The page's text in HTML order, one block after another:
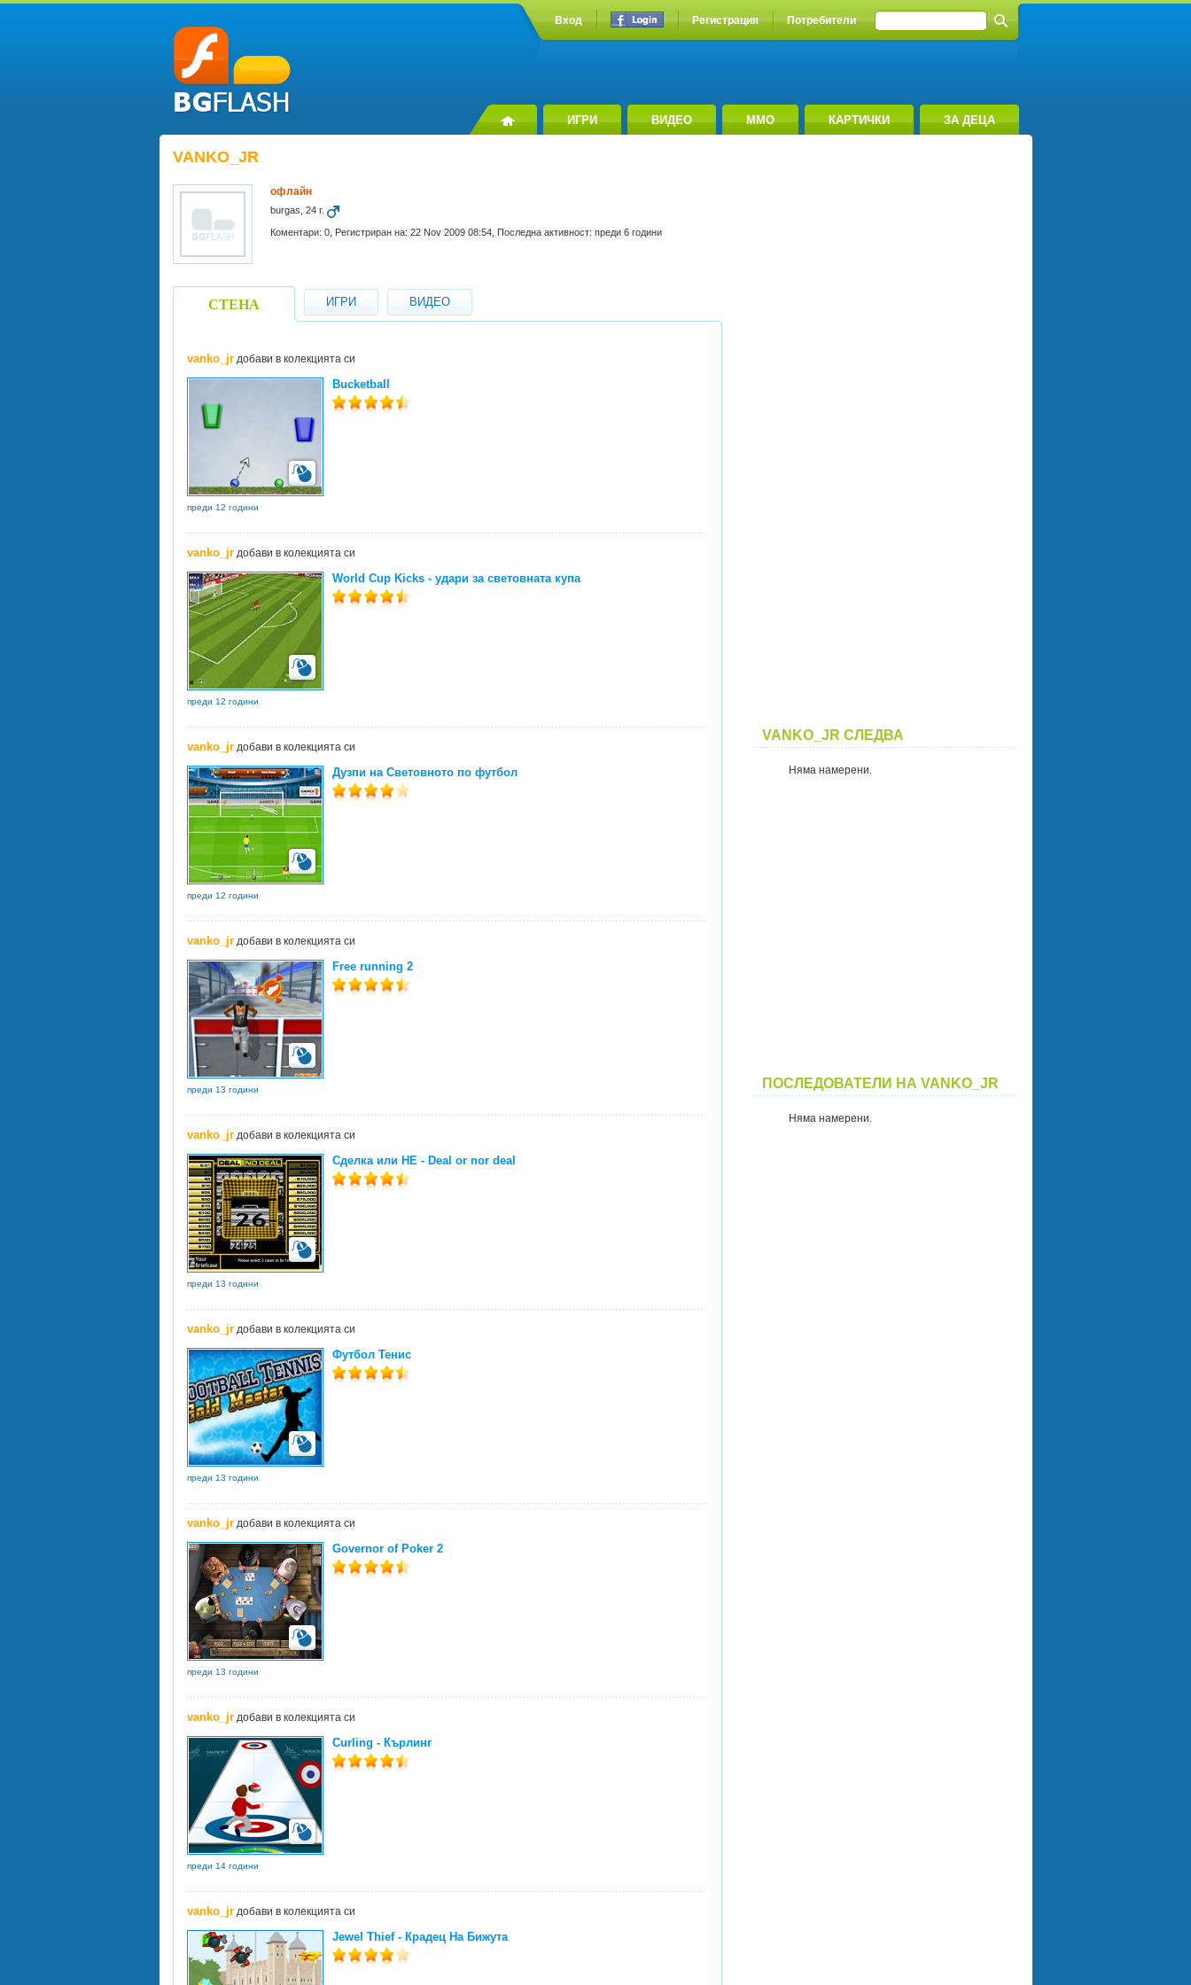
Вход Регистрация Потребители
ИГРИ ВИДЕО MMO КАРТИЧКИ ЗА ДЕЦА
VANKO_JR
офлайн
burgas, 24 г.
Коментари: 0, Регистриран на: 22 Nov 2009 08:54, Последна активност: преди 6 години
СТЕНА ИГРИ ВИДЕО
vanko_jrдобави в колекцията си
Bucketball
преди 12 години
vanko_jrдобави в колекцията си
World Cup Kicks - удари за световната купа
преди 12 години
vanko_jrдобави в колекцията си
Дузпи на Световното по футбол
преди 12 години
vanko_jrдобави в колекцията си
Free running 2
преди 13 години
vanko_jrдобави в колекцията си
Сделка или НЕ - Deal or nor deal
преди 13 години
vanko_jrдобави в колекцията си
Футбол Тенис
преди 13 години
vanko_jrдобави в колекцията си
Governor of Poker 2
преди 13 години
vanko_jrдобави в колекцията си
Curling - Кърлинг
преди 14 години
vanko_jrдобави в колекцията си
Jewel Thief - Крадец На Бижута
VANKO_JR СЛЕДВА
Няма намерени.
ПОСЛЕДОВАТЕЛИ НА VANKO_JR
Няма намерени.